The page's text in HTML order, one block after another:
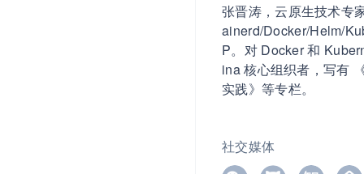
张晋涛，云原生技术专
ainerd/Docker/Helm/
P。对 Docker 和
ina 核心组织者，写有
实践》等专栏。
社交媒体